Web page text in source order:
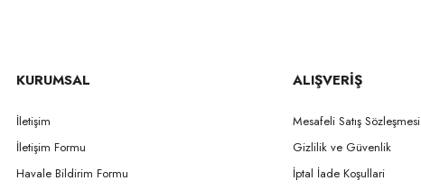
KURUMSAL
İletişim
İletişim Formu
Havale Bildirim Formu
ALIŞVERİŞ
Mesafeli Satış Sözleşmesi
Gizlilik ve Güvenlik
İptal İade Koşullari